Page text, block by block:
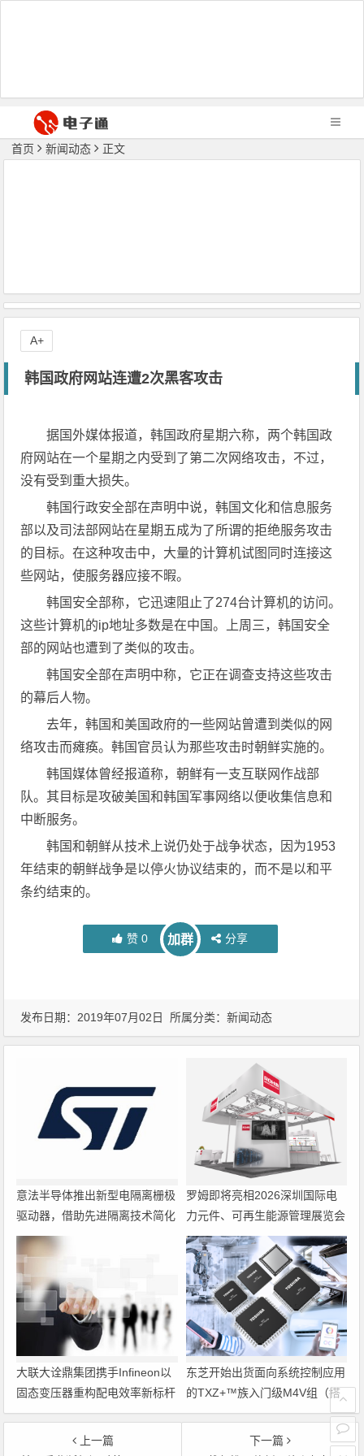
首页 新闻动态 正文
韩国政府网站连遭2次黑客攻击
据国外媒体报道，韩国政府星期六称，两个韩国政
府网站在一个星期之内受到了第二次网络攻击，不过，
没有受到重大损失。
韩国行政安全部在声明中说，韩国文化和信息服务
部以及司法部网站在星期五成为了所谓的拒绝服务攻击
的目标。在这种攻击中，大量的计算机试图同时连接这
些网站，使服务器应接不暇。
韩国安全部称，它迅速阻止了274台计算机的访问。
这些计算机的ip地址多数是在中国。上周三，韩国安全
部的网站也遭到了类似的攻击。
韩国安全部在声明中称，它正在调查支持这些攻击
的幕后人物。
去年，韩国和美国政府的一些网站曾遭到类似的网
络攻击而瘫痪。韩国官员认为那些攻击时朝鲜实施的。
韩国媒体曾经报道称，朝鲜有一支互联网作战部
队。其目标是攻破美国和韩国军事网络以便收集信息和
中断服务。
韩国和朝鲜从技术上说仍处于战争状态，因为1953
年结束的朝鲜战争是以停火协议结束的，而不是以和平
条约结束的。
赞 0 加群 分享
A+
发布日期：2019年07月02日 所属分类：新闻动态
意法半导体推出新型电隔离栅极
驱动器，借助先进隔离技术简化
电源设计
罗姆即将亮相2026深圳国际电
力元件、可再生能源管理展览会
暨研讨会
大联大诠鼎集团携手Infineon以
固态变压器重构配电效率新标杆
东芝开始出货面向系统控制应用
的TXZ+™族入门级M4V组（搭
载Arm Cortex‑M4内核的标准微
控制器）工程样品
上一篇
下一篇